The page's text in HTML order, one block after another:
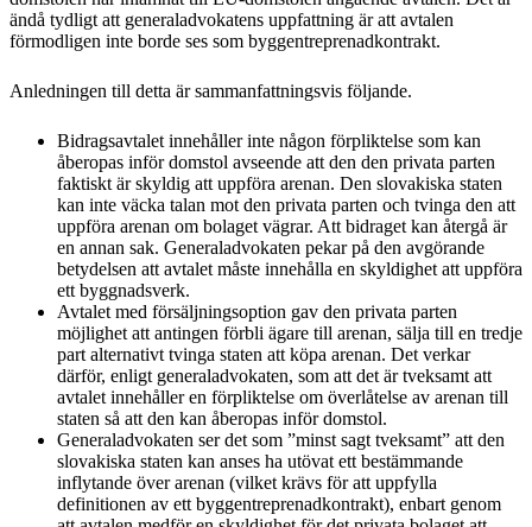
ändå tydligt att generaladvokatens uppfattning är att avtalen
förmodligen inte borde ses som byggentreprenadkontrakt.
Anledningen till detta är sammanfattningsvis följande.
Bidragsavtalet innehåller inte någon förpliktelse som kan
åberopas inför domstol avseende att den den privata parten
faktiskt är skyldig att uppföra arenan. Den slovakiska staten
kan inte väcka talan mot den privata parten och tvinga den att
uppföra arenan om bolaget vägrar. Att bidraget kan återgå är
en annan sak. Generaladvokaten pekar på den avgörande
betydelsen att avtalet måste innehålla en skyldighet att uppföra
ett byggnadsverk.
Avtalet med försäljningsoption gav den privata parten
möjlighet att antingen förbli ägare till arenan, sälja till en tredje
part alternativt tvinga staten att köpa arenan. Det verkar
därför, enligt generaladvokaten, som att det är tveksamt att
avtalet innehåller en förpliktelse om överlåtelse av arenan till
staten så att den kan åberopas inför domstol.
Generaladvokaten ser det som ”minst sagt tveksamt” att den
slovakiska staten kan anses ha utövat ett bestämmande
inflytande över arenan (vilket krävs för att uppfylla
definitionen av ett byggentreprenadkontrakt), enbart genom